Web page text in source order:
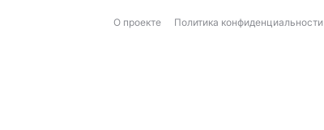
О проекте Политика конфиденциальности